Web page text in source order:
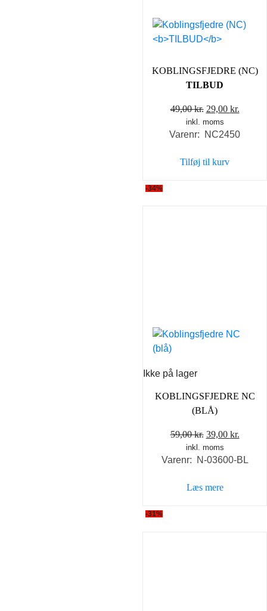
KOBLINGSFJEDRE (NC)
TILBUD
49,00kr. Den
oprindelige
pris
49,00 kr..
29,00 kr.
pris
inkl. moms
Varenr: NC2450
Tilføj til kurv
-34%
Ikke på lager
KOBLINGSFJEDRE NC
(BLÅ)
59,00kr. Den
oprindelige
pris
59,00 kr..
39,00 kr.Den
pris
inkl. moms
Varenr: N-03600-BL
Læs mere
-31%